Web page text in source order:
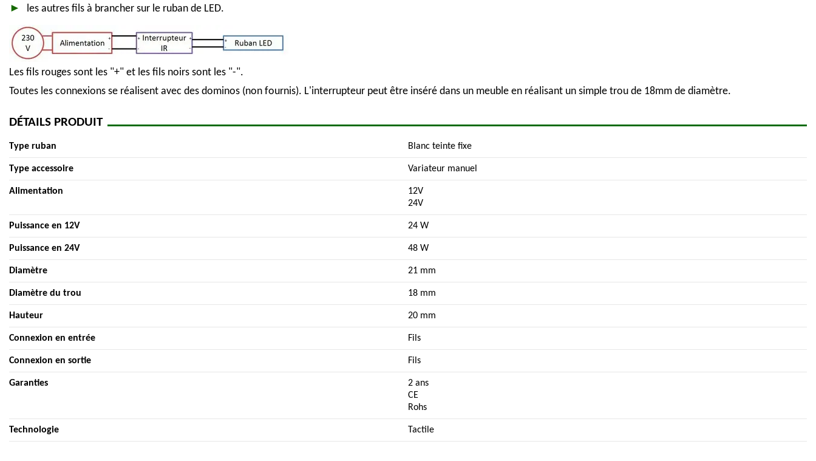
les autres fils à brancher sur le ruban de LED.
Les fils rouges sont les "+" et les fils noirs sont les "-".
Toutes les connexions se réalisent avec des dominos (non fournis). L'interrupteur peut être inséré dans un meuble en réalisant un simple trou de 18mm de diamètre.
DÉTAILS PRODUIT
Type ruban Blanc teinte fixe
Type accessoire Variateur manuel
Alimentation
12V
24V
Puissance en 12V 24 W
Puissance en 24V 48 W
Diamètre 21 mm
Diamètre du trou 18 mm
Hauteur 20 mm
Connexion en entrée Fils
Connexion en sortie Fils
Garanties
2 ans
CE
Rohs
Technologie Tactile